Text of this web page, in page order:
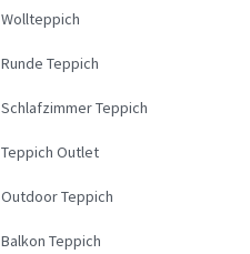
Wollteppich
Runde Teppich
Schlafzimmer Teppich
Teppich Outlet
Outdoor Teppich
Balkon Teppich